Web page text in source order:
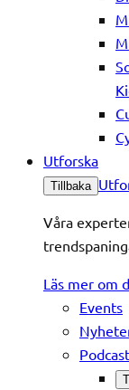
Utforska
Tillbaka
Våra
Läs mer om
Events